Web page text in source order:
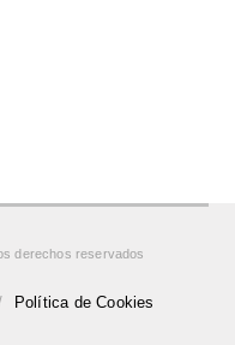
derechos reservados
Política de Cookies